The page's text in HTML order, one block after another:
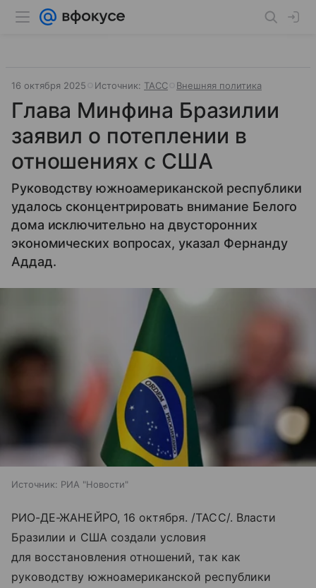
16 октября 2025 Источник: ТАСС Внешняя политика
Глава Минфина Бразилии
заявил о потеплении в
отношениях с США
Руководству южноамериканской республики
удалось сконцентрировать внимание Белого
дома исключительно на двусторонних
экономических вопросах, указал Фернанду
Аддад.
Источник: РИА "Новости"
РИО-ДЕ-ЖАНЕЙРО, 16 октября. /ТАСС/. Власти
Бразилии и США создали условия
для восстановления отношений, так как
руководству южноамериканской республики